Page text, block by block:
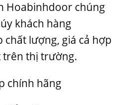
Hoabinhdoor chúng
khách hàng
chất lượng, giá cả hợp
trên thị trường.
chính hãng